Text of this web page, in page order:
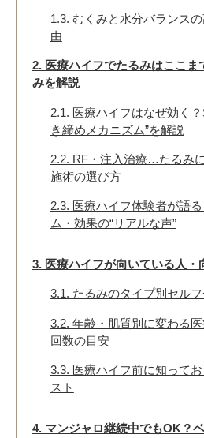
1.3. むくみと水分バランス
由
2. 医療ハイフでたるみはここま
みを解説
2.1. 医療ハイフはなぜ効く
き締めメカニズム”を解説
2.2. RF・注入治療…たるみ
施術の選び方
2.3. 医療ハイフ体験者が語
ム・効果の“リアルな声”
3. 医療ハイフが向いている人・
3.1. たるみのタイプ別セル
3.2. 年齢・肌質別に変わる
回数の目安
3.3. 医療ハイフ前に知って
スト
4. マンジャロ継続中でもOK？